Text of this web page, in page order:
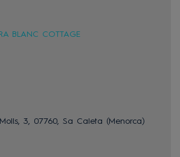
BLANC COTTAGE
3, 07760, Sa Caleta (Menorca)